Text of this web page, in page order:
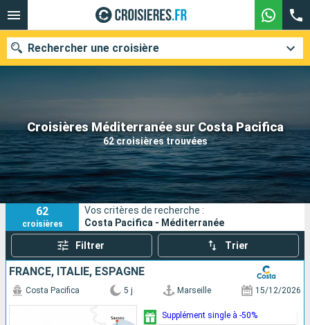
Croisières Méditerranée sur Costa Pacifica
62 croisières trouvées
Rechercher une croisière
Nos destinations
Mois de départ
Ports Compagnies
Rechercher
62
croisières
Vos critères de recherche :
Costa Pacifica - Méditerranée
Filtrer Trier
FRANCE, ITALIE, ESPAGNE
Costa Pacifica 5 j Marseille 15/12/2026
Supplément single à -50%